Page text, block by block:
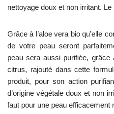
nettoyage doux et non irritant. Le
Grâce à l’aloe vera bio qu’elle
de votre peau seront
peau sera aussi purifiée, grâce
citrus, rajouté dans cette
produit, pour son action
d’origine végétale doux et non
faut pour une peau efficacement